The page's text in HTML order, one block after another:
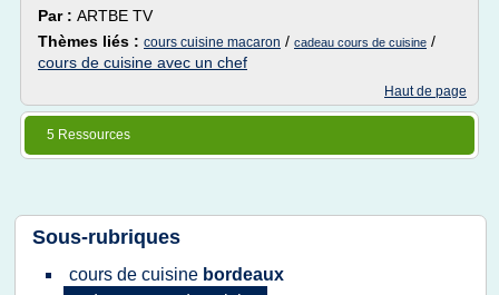
Par : ARTBE TV
Thèmes liés : cours cuisine macaron / cadeau cours de cuisine /
cours de cuisine avec un chef
Haut de page
5 Ressources
Sous-rubriques
cours de cuisine bordeaux